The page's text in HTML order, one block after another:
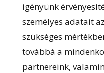
igényünk
személyes adatait
szükséges
továbbá a
partnereink,